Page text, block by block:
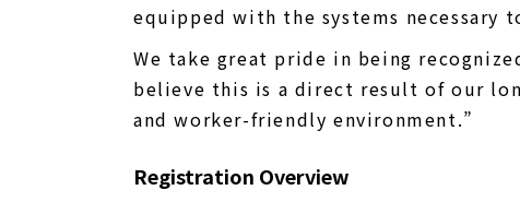
equipped with the systems necessary
We take great pride in being
believe this is a direct result of our
and worker-friendly environment.”
Registration Overview